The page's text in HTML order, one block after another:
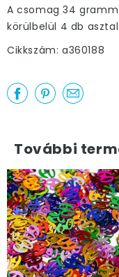
A csomag 34
körülbelül 4 db
Cikkszám: a360188
További